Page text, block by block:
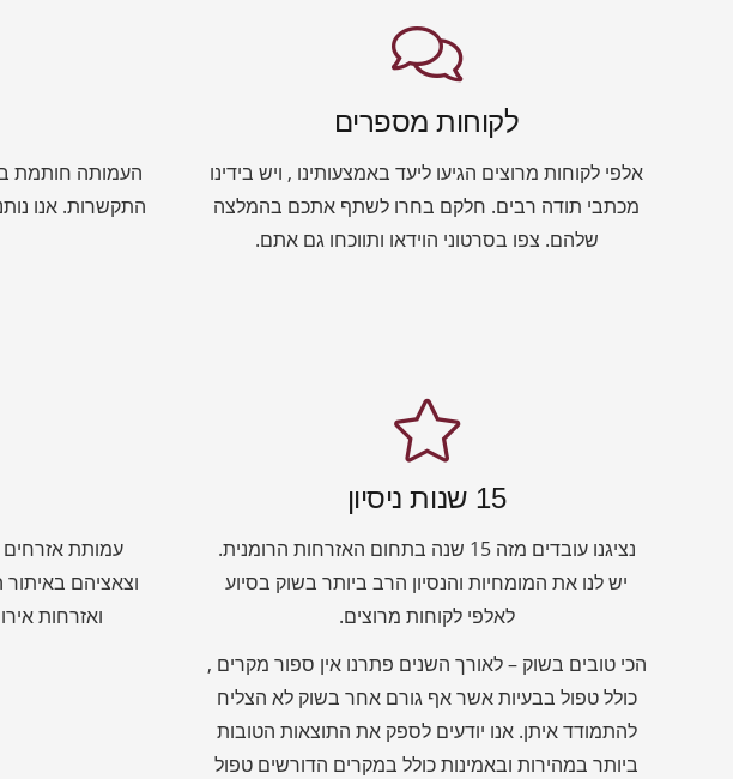
לקוחות מספרים
אלפי לקוחות מרוצים הגיעו ליעד באמצעותינו , ויש בידינו
מכתבי תודה רבים. חלקם בחרו לשתף אתכם בהמלצה
שלהם. צפו בסרטוני הוידאו ותווכחו גם אתם.
העמותה חותמת
התקשרות. אנו
15 שנות ניסיון
נציגנו עובדים מזה 15 שנה בתחום האזרחות הרומנית.
יש לנו את המומחיות והנסיון הרב ביותר בשוק בסיוע
לאלפי לקוחות מרוצים.
הכי טובים בשוק – לאורך השנים פתרנו אין ספור מקרים ,
כולל טפול בבעיות אשר אף גורם אחר בשוק לא הצליח
להתמודד איתן. אנו יודעים לספק את התוצאות הטובות
ביותר במהירות ובאמינות כולל במקרים הדורשים טפול
עמותת אזרחים
וצאציהם
ואזרחות